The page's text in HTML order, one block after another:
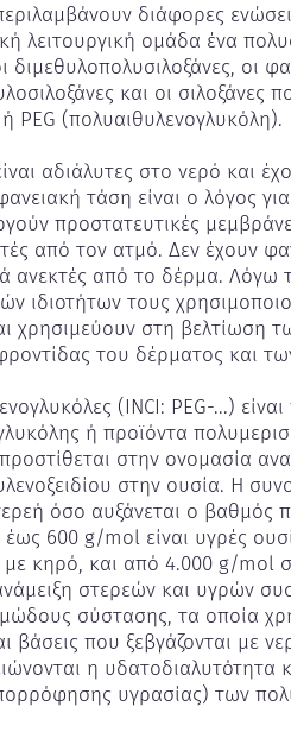
διάφορες
λειτουργική ομάδα ένα
διμεθυλοπολυσιλοξάνες, οι
και οι σιλοξάνες
PEG (πολυαιθυλενογλυκόλη).
αδιάλυτες στο νερό και
τάση είναι ο λόγος
προστατευτικές
από τον ατμό. Δεν έχουν
ανεκτές από το δέρμα. Λόγω
ιδιοτήτων τους
χρησιμεύουν στη βελτίωση
του δέρματος και
(INCI: PEG-...)
ή προϊόντα
στην ονομασία
στην ουσία. Η
όσο αυξάνεται ο βαθμός
600 g/mol είναι υγρές
κηρό, και από 4.000 g/mol
στερεών και υγρών
σύστασης, τα οποία
βάσεις που ξεβγάζονται με
η υδατοδιαλυτότητα
υγρασίας) των